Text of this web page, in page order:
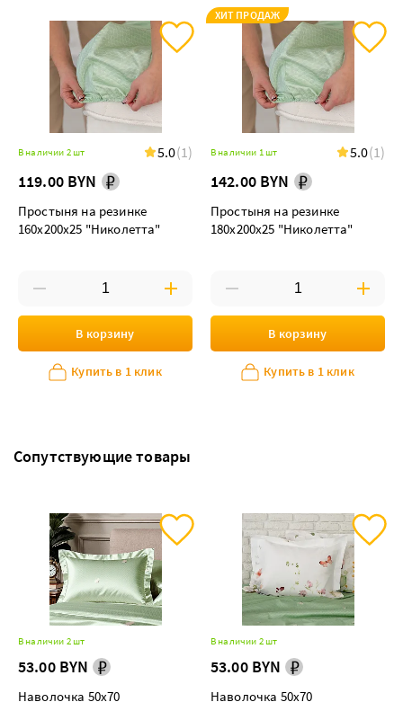
В наличии 2 шт 5.0(1)
119.00 BYN
Простыня на резинке
160х200х25 "Николетта"
В корзину
Купить в 1 клик
ХИТ ПРОДАЖ
В наличии 1 шт 5.0(1)
142.00 BYN
Простыня на резинке
180х200х25 "Николетта"
В корзину
Купить в 1 клик
Сопутствующие товары
В наличии 2 шт
53.00 BYN
Наволочка 50х70
В наличии 2 шт
53.00 BYN
Наволочка 50х70